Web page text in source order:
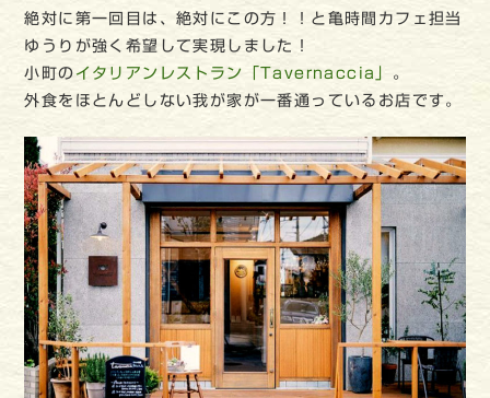
絶対に第一回目は、絶対にこの方！！と亀時間カフェ担当
ゆうりが強く希望して実現しました！
小町の イタリアンレストラン「Tavernaccia」 。
外食をほとんどしない我が家が一番通っているお店です。